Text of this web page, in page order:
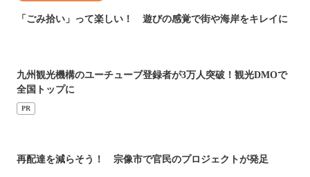
「ごみ拾い」って楽しい！ 遊びの感覚で街や海岸をキレイに
九州観光機構のユーチューブ登録者が3万人突破！観光DMOで
全国トップに
PR
再配達を減らそう！ 宗像市で官民のプロジェクトが発足